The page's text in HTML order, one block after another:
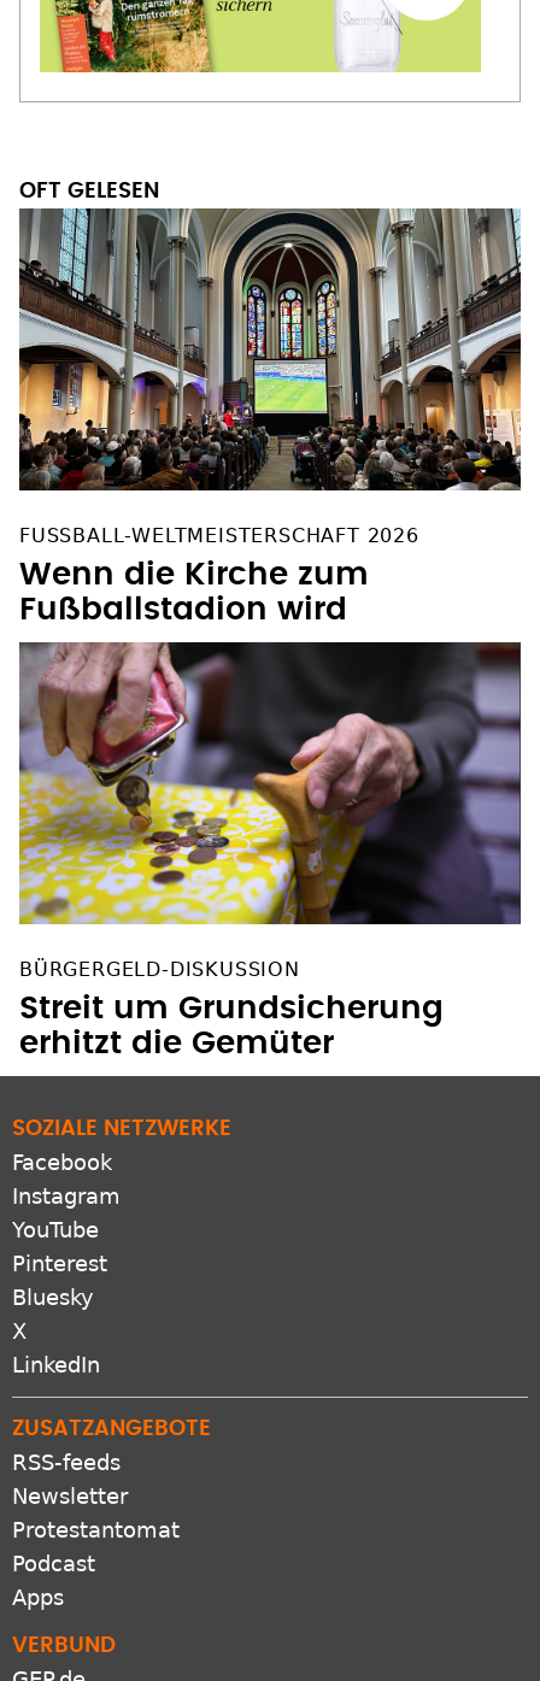
OFT GELESEN
FUSSBALL-WELTMEISTERSCHAFT 2026
Wenn die Kirche zum
Fußballstadion wird
BÜRGERGELD-DISKUSSION
Streit um Grundsicherung
erhitzt die Gemüter
SOZIALE NETZWERKE
Facebook
Instagram
YouTube
Pinterest
Bluesky
X
LinkedIn
ZUSATZANGEBOTE
RSS-feeds
Newsletter
Protestantomat
Podcast
Apps
VERBUND